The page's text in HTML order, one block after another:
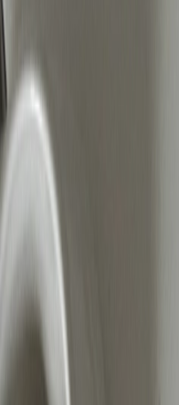
Continu nieuwe
Een succesvolle
continu testen en
werkt steeds beter
advertenties, dus
De minimale richtlijn:
week. Dit geeft het
best presterende
Hoe meer
inspelen op
voorkeuren.
Slim opschalen